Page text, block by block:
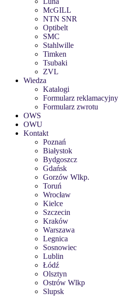
McGILL
NTN SNR
Optibelt
SMC
Stahlwille
Timken
Tsubaki
ZVL
Wiedza
Katalogi
Formularz reklamacyjny
Formularz zwrotu
OWS
OWU
Kontakt
Poznań
Białystok
Bydgoszcz
Gdańsk
Gorzów Wlkp.
Toruń
Wrocław
Kielce
Szczecin
Kraków
Warszawa
Legnica
Sosnowiec
Lublin
Łódź
Olsztyn
Ostrów Wlkp
Slupsk